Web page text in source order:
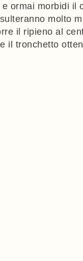
ormai morbidi
molto
il ripieno al
tronchetto